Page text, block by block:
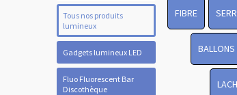
Tous nos produits
lumineux
Gadgets lumineux LED
Fluo Fluorescent Bar
Discothèque
FIBRE
BALLONS